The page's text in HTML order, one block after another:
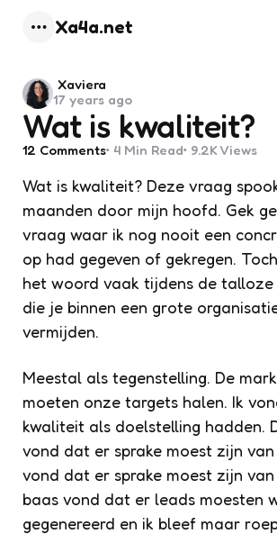
Xa4a.net
Wat is kwaliteit?
Posted
by
Xaviera
17 years ago
12 Comments 4 Min Read 9.2K Views
Wat is kwaliteit? Deze vraag
maanden door mijn hoofd. Gek
vraag waar ik nog nooit een
op had gegeven of gekregen.
het woord vaak tijdens de talloze
die je binnen een grote
vermijden.
Meestal als tegenstelling. De
moeten onze targets halen. Ik
kwaliteit als doelstelling hadden.
vond dat er sprake moest zijn van
vond dat er sprake moest zijn
baas vond dat er leads moesten
gegenereerd en ik bleef maar